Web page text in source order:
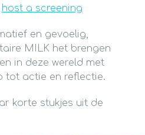
host a screening
en gevoelig,
MILK het brengen
in deze wereld met
tot actie en reflectie.
korte stukjes uit de